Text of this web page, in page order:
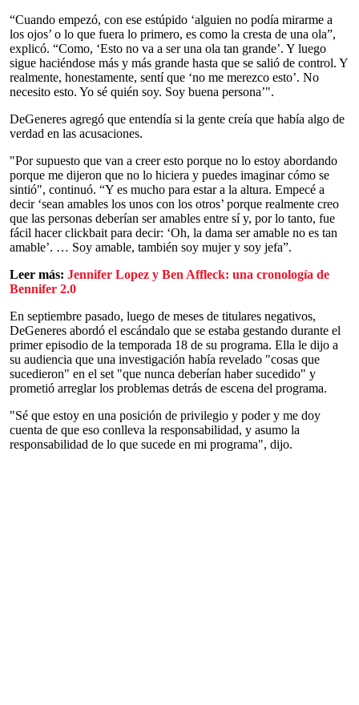
“Cuando empezó, con ese estúpido ‘alguien no podía mirarme a
los ojos’ o lo que fuera lo primero, es como la cresta de una ola”,
explicó. “Como, ‘Esto no va a ser una ola tan grande’. Y luego
sigue haciéndose más y más grande hasta que se salió de control. Y
realmente, honestamente, sentí que ‘no me merezco esto’. No
necesito esto. Yo sé quién soy. Soy buena persona’".
DeGeneres agregó que entendía si la gente creía que había algo de
verdad en las acusaciones.
"Por supuesto que van a creer esto porque no lo estoy abordando
porque me dijeron que no lo hiciera y puedes imaginar cómo se
sintió", continuó. “Y es mucho para estar a la altura. Empecé a
decir ‘sean amables los unos con los otros’ porque realmente creo
que las personas deberían ser amables entre sí y, por lo tanto, fue
fácil hacer clickbait para decir: ‘Oh, la dama ser amable no es tan
amable’. … Soy amable, también soy mujer y soy jefa”.
Leer más: Jennifer Lopez y Ben Affleck: una cronología de
Bennifer 2.0
En septiembre pasado, luego de meses de titulares negativos,
DeGeneres abordó el escándalo que se estaba gestando durante el
primer episodio de la temporada 18 de su programa. Ella le dijo a
su audiencia que una investigación había revelado "cosas que
sucedieron" en el set "que nunca deberían haber sucedido" y
prometió arreglar los problemas detrás de escena del programa.
"Sé que estoy en una posición de privilegio y poder y me doy
cuenta de que eso conlleva la responsabilidad, y asumo la
responsabilidad de lo que sucede en mi programa", dijo.